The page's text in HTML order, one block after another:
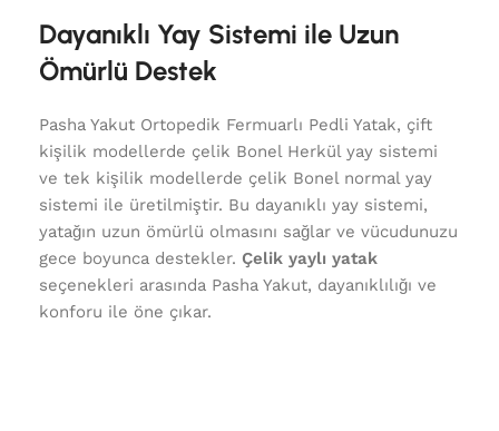
Dayanıklı Yay Sistemi ile Uzun
Ömürlü Destek
Pasha Yakut Ortopedik Fermuarlı Pedli Yatak, çift
kişilik modellerde çelik Bonel Herkül yay sistemi
ve tek kişilik modellerde çelik Bonel normal yay
sistemi ile üretilmiştir. Bu dayanıklı yay sistemi,
yatağın uzun ömürlü olmasını sağlar ve vücudunuzu
gece boyunca destekler. Çelik yaylı yatak
seçenekleri arasında Pasha Yakut, dayanıklılığı ve
konforu ile öne çıkar.